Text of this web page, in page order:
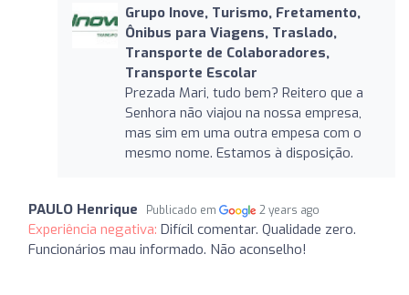
Grupo Inove, Turismo, Fretamento,
Ônibus para Viagens, Traslado,
Transporte de Colaboradores,
Transporte Escolar
Prezada Mari, tudo bem? Reitero que a
Senhora não viajou na nossa empresa,
mas sim em uma outra empesa com o
mesmo nome. Estamos à disposição.
PAULO Henrique Publicado em 2 years ago
Experiência negativa: Difícil comentar. Qualidade zero.
Funcionários mau informado. Não aconselho!